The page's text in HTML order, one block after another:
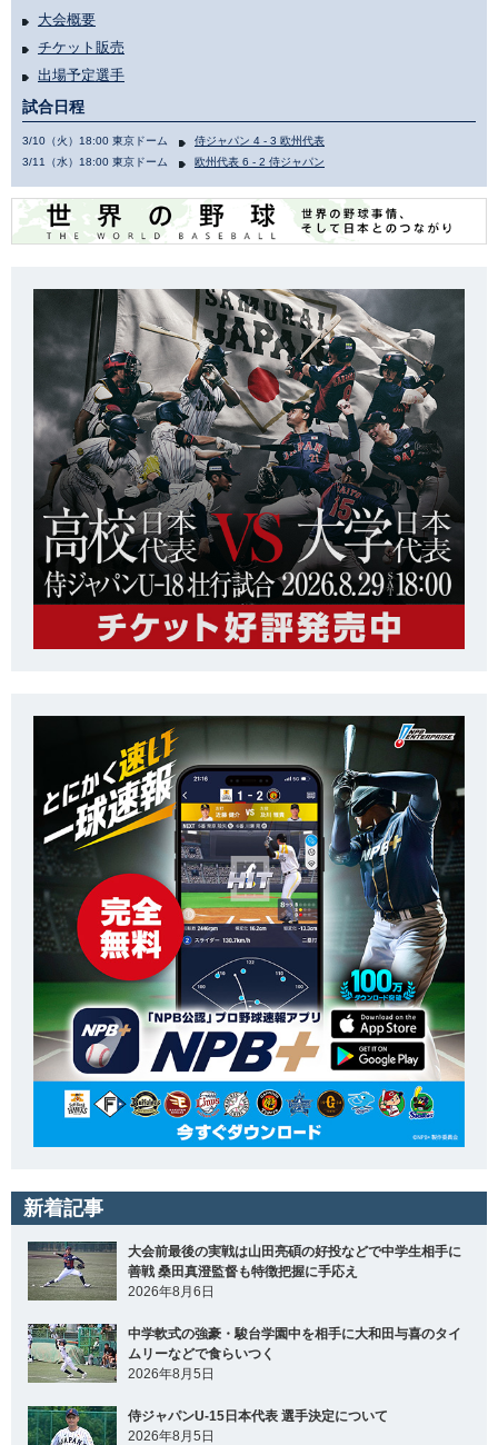
大会概要
チケット販売
出場予定選手
試合日程
3/10（火）18:00 東京ドーム
侍ジャパン 4 - 3 欧州代表
3/11（水）18:00 東京ドーム
欧州代表 6 - 2 侍ジャパン
新着記事
大会前最後の実戦は山田亮碩の好投などで中学生相手に
善戦 桑田真澄監督も特徴把握に手応え
2026年8月6日
中学軟式の強豪・駿台学園中を相手に大和田与喜のタイ
ムリーなどで食らいつく
2026年8月5日
侍ジャパンU-15日本代表 選手決定について
2026年8月5日